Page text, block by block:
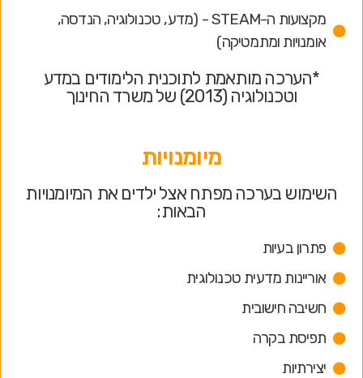
מקצועות ה-STEAM - (מדע, טכנולוגיה, הנדסה,
אומנויות ומתמטיקה)
*הערכה מותאמת לתוכנית הלימודים במדע
וטכנולוגיה (2013) של משרד החינוך
מיומנויות
השימוש בערכה מפתח אצל ילדים את המיומנויות
הבאות:
פתרון בעיות
אוריינות מדעית טכנולוגית
חשיבה חישובית
תפיסת בקרה
יצירתיות